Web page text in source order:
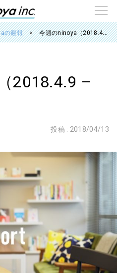
の週報 今週のninoya（2018.4.9 – 4.13）
2018.4.9 –
投稿 : 2018/04/13